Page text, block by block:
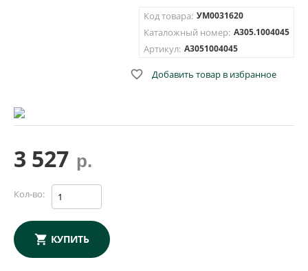
Код товара: УМ0031620
Каталожный номер: А305.1004045
Артикул: А3051004045
 Добавить товар в избранное
3 527 р.
Кол-во:
КУПИТЬ